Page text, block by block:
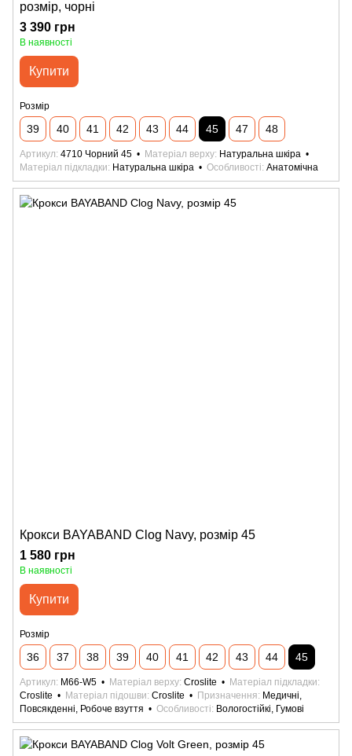
розмір, чорні
3 390 грн
В наявності
Купити
Розмір
39 40 41 42 43 44 45 47 48
Артикул 4710 Чорний 45 Матеріал верху Натуральна шкіра
Матеріал підкладки
Натуральна шкіра Особливості Анатомічна
Крокси BAYABAND Clog Navy, розмір 45
1 580 грн
В наявності
Купити
Розмір
36 37 38 39 40 41 42 43 44 45
Артикул M66-W5 Матеріал верху Croslite
Матеріал підкладки
Croslite
Матеріал підошви Croslite Призначення
Медичні,
Повсякденні, Робоче взуття
Особливості Вологостійкі, Гумові